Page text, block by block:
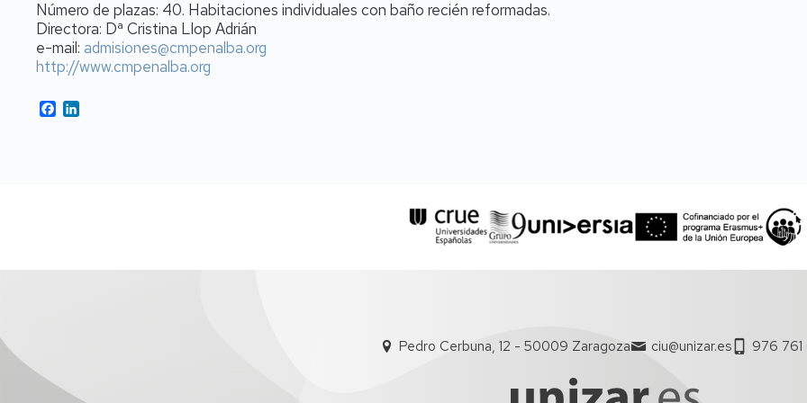
Número de plazas: 40. Habitaciones individuales con baño recién reformadas.
Directora: Dª Cristina Llop Adrián
e-mail: admisiones@cmpenalba.org
http://www.cmpenalba.org
Facebook
Pedro Cerbuna, 12 - 50009 Zaragoza ciu@unizar.es 976